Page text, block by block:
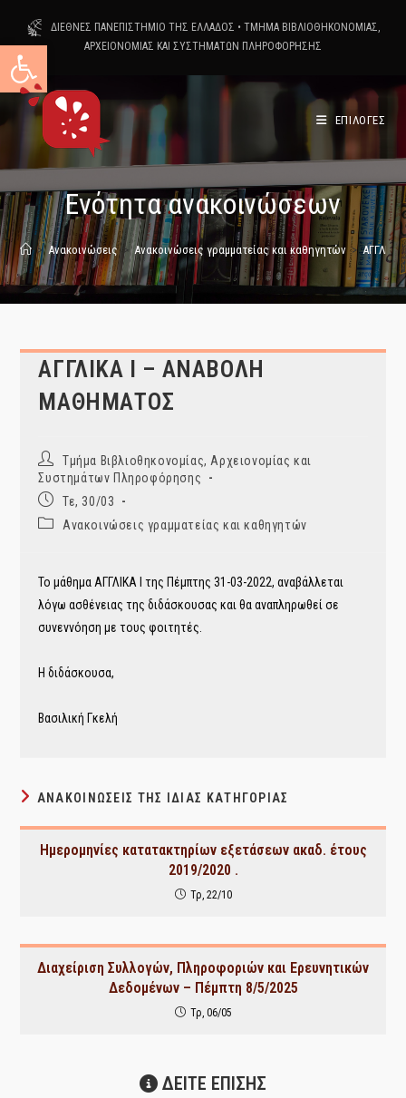
Ανοίξτε τη γραμμή εργαλείων
content
ΔΙΕΘΝΕΣ ΠΑΝΕΠΙΣΤΗΜΙΟ ΤΗΣ ΕΛΛΑΔΟΣ • ΤΜΗΜΑ ΒΙΒΛΙΟΘΗΚΟΝΟΜΙΑΣ,
ΑΡΧΕΙΟΝΟΜΙΑΣ ΚΑΙ ΣΥΣΤΗΜΑΤΩΝ ΠΛΗΡΟΦΟΡΗΣΗΣ
ΕΠΙΛΟΓΕΣ
Ενότητα ανακοινώσεων
> Ανακοινώσεις > Ανακοινώσεις γραμματείας και καθηγητών >
ΑΓΓΛΙΚΑ Ι – ΑΝΑΒΟΛΗ
ΜΑΘΗΜΑΤΟΣ
Post
author:
Τμήμα Βιβλιοθηκονομίας, Αρχειονομίας και
Συστημάτων Πληροφόρησης
Post
published:
Τε, 30/03
PostΑνακοινώσεις γραμματείας και καθηγητών
Το μάθημα ΑΓΓΛΙΚΑ Ι της Πέμπτης 31-03-2022, αναβάλλεται
λόγω ασθένειας της διδάσκουσας και θα αναπληρωθεί σε
συνεννόηση με τους φοιτητές.
Η διδάσκουσα,
Βασιλική Γκελή
ΑΝΑΚΟΙΝΏΣΕΙΣ ΤΗΣ ΊΔΙΑΣ ΚΑΤΗΓΟΡΊΑΣ
Ημερομηνίες κατατακτηρίων εξετάσεων ακαδ. έτους
2019/2020 .
Τρ, 22/10
Διαχείριση Συλλογών, Πληροφοριών και Ερευνητικών
Δεδομένων – Πέμπτη 8/5/2025
Τρ, 06/05
ΔΕΙΤΕ ΕΠΙΣΗΣ